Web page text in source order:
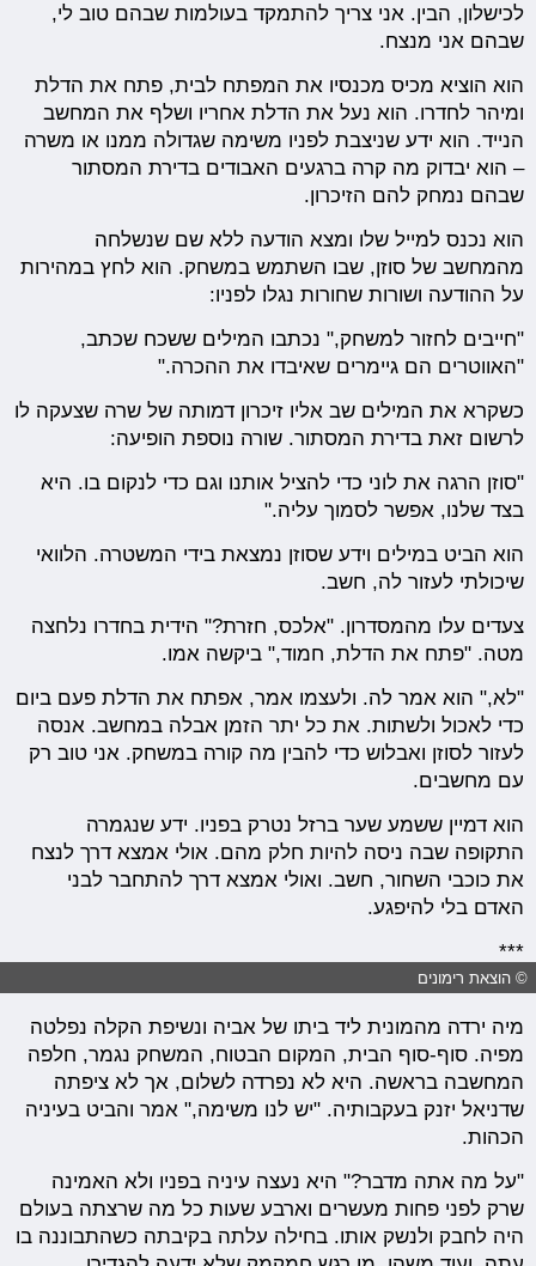
לכישלון, הבין. אני צריך להתמקד בעולמות שבהם טוב לי,
שבהם אני מנצח.
הוא הוציא מכיס מכנסיו את המפתח לבית, פתח את הדלת
ומיהר לחדרו. הוא נעל את הדלת אחריו ושלף את המחשב
הנייד. הוא ידע שניצבת לפניו משימה שגדולה ממנו או משרה
– הוא יבדוק מה קרה ברגעים האבודים בדירת המסתור
שבהם נמחק להם הזיכרון.
הוא נכנס למייל שלו ומצא הודעה ללא שם שנשלחה
מהמחשב של סוזן, שבו השתמש במשחק. הוא לחץ במהירות
על ההודעה ושורות שחורות נגלו לפניו:
"חייבים לחזור למשחק," נכתבו המילים ששכח שכתב,
"האווטרים הם גיימרים שאיבדו את ההכרה."
כשקרא את המילים שב אליו זיכרון דמותה של שרה שצעקה לו
לרשום זאת בדירת המסתור. שורה נוספת הופיעה:
"סוזן הרגה את לוני כדי להציל אותנו וגם כדי לנקום בו. היא
בצד שלנו, אפשר לסמוך עליה."
הוא הביט במילים וידע שסוזן נמצאת בידי המשטרה. הלוואי
שיכולתי לעזור לה, חשב.
צעדים עלו מהמסדרון. "אלכס, חזרת?" הידית בחדרו נלחצה
מטה. "פתח את הדלת, חמוד," ביקשה אמו.
"לא," הוא אמר לה. ולעצמו אמר, אפתח את הדלת פעם ביום
כדי לאכול ולשתות. את כל יתר הזמן אבלה במחשב. אנסה
לעזור לסוזן ואבלוש כדי להבין מה קורה במשחק. אני טוב רק
עם מחשבים.
הוא דמיין ששמע שער ברזל נטרק בפניו. ידע שנגמרה
התקופה שבה ניסה להיות חלק מהם. אולי אמצא דרך לנצח
את כוכבי השחור, חשב. ואולי אמצא דרך להתחבר לבני
האדם בלי להיפגע.
***
© הוצאת רימונים
מיה ירדה מהמונית ליד ביתו של אביה ונשיפת הקלה נפלטה
מפיה. סוף-סוף הבית, המקום הבטוח, המשחק נגמר, חלפה
המחשבה בראשה. היא לא נפרדה לשלום, אך לא ציפתה
שדניאל יזנק בעקבותיה. "יש לנו משימה," אמר והביט בעיניה
הכהות.
"על מה אתה מדבר?" היא נעצה עיניה בפניו ולא האמינה
שרק לפני פחות מעשרים וארבע שעות כל מה שרצתה בעולם
היה לחבק ולנשק אותו. בחילה עלתה בקיבתה כשהתבוננה בו